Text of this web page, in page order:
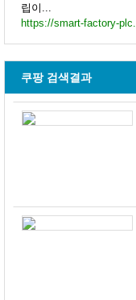
립이...
https://smart-factory-
쿠팡 검색결과